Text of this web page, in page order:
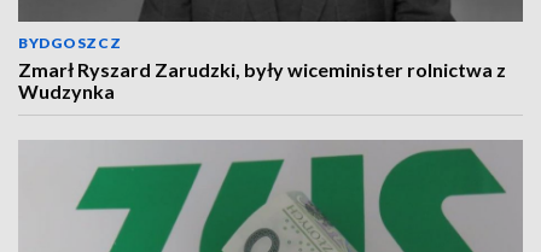
BYDGOSZCZ
Zmarł Ryszard Zarudzki, były wiceminister rolnictwa z
Wudzynka